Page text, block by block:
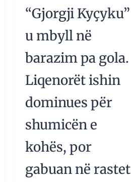
“Gjorgji Kyçyku”
u mbyll në
barazim pa gola.
Liqenorët ishin
dominues për
shumicën e
kohës, por
gabuan në rastet